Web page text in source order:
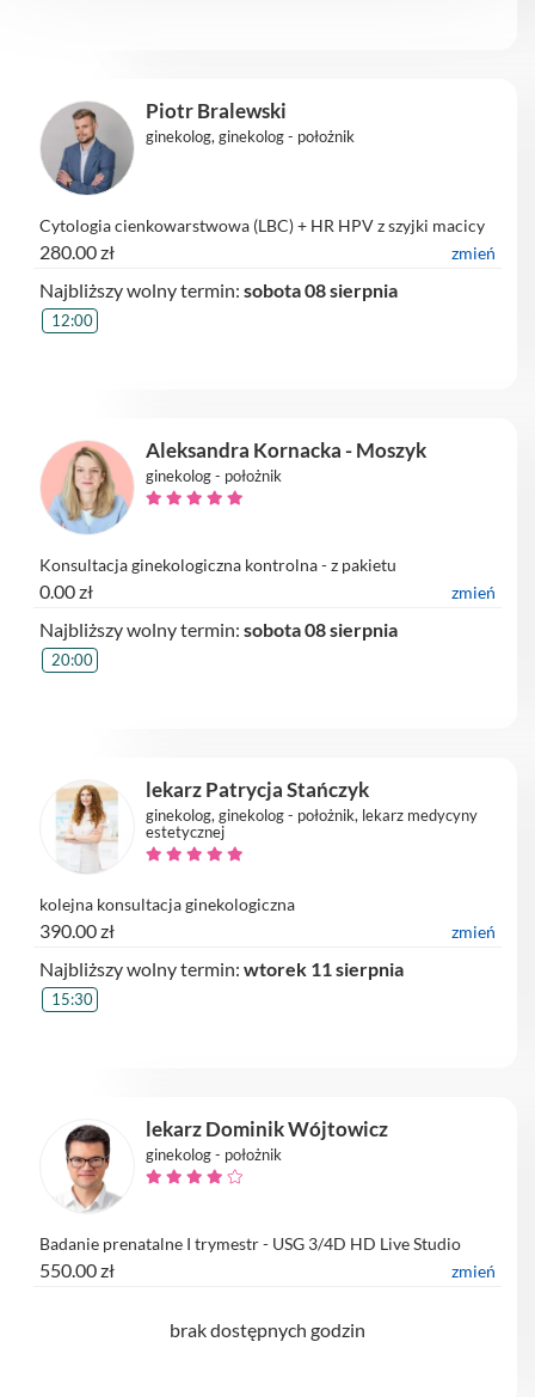
Piotr Bralewski
ginekolog, ginekolog - położnik
Cytologia cienkowarstwowa (LBC) + HR HPV z szyjki macicy
280.00 zł zmień
Najbliższy wolny termin: sobota 08 sierpnia
12:00
Aleksandra Kornacka - Moszyk
ginekolog - położnik
Konsultacja ginekologiczna kontrolna - z pakietu
0.00 zł zmień
Najbliższy wolny termin: sobota 08 sierpnia
20:00
lekarz Patrycja Stańczyk
ginekolog, ginekolog - położnik, lekarz medycyny
estetycznej
kolejna konsultacja ginekologiczna
390.00 zł zmień
Najbliższy wolny termin: wtorek 11 sierpnia
15:30
lekarz Dominik Wójtowicz
ginekolog - położnik
Badanie prenatalne I trymestr - USG 3/4D HD Live Studio
550.00 zł zmień
brak dostępnych godzin